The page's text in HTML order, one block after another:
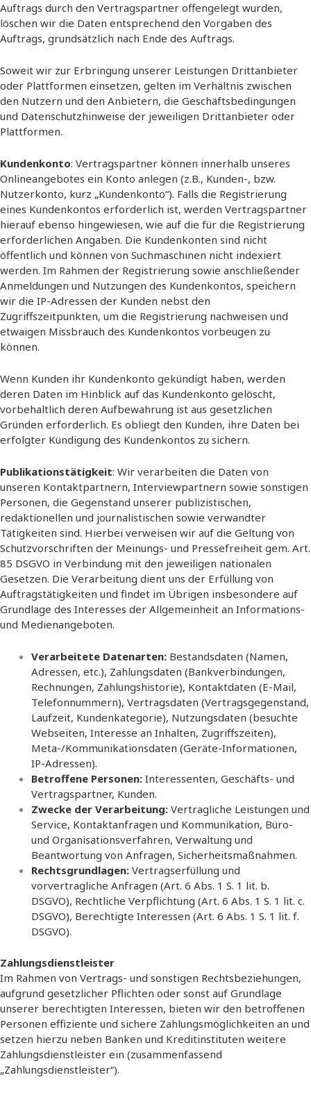
Auftrags durch den Vertragspartner offengelegt wurden,
löschen wir die Daten entsprechend den Vorgaben des
Auftrags, grundsätzlich nach Ende des Auftrags.
Soweit wir zur Erbringung unserer Leistungen Drittanbieter
oder Plattformen einsetzen, gelten im Verhältnis zwischen
den Nutzern und den Anbietern, die Geschäftsbedingungen
und Datenschutzhinweise der jeweiligen Drittanbieter oder
Plattformen.
Kundenkonto: Vertragspartner können innerhalb unseres
Onlineangebotes ein Konto anlegen (z.B., Kunden-, bzw.
Nutzerkonto, kurz „Kundenkonto“). Falls die Registrierung
eines Kundenkontos erforderlich ist, werden Vertragspartner
hierauf ebenso hingewiesen, wie auf die für die Registrierung
erforderlichen Angaben. Die Kundenkonten sind nicht
öffentlich und können von Suchmaschinen nicht indexiert
werden. Im Rahmen der Registrierung sowie anschließender
Anmeldungen und Nutzungen des Kundenkontos, speichern
wir die IP-Adressen der Kunden nebst den
Zugriffszeitpunkten, um die Registrierung nachweisen und
etwaigen Missbrauch des Kundenkontos vorbeugen zu
können.
Wenn Kunden ihr Kundenkonto gekündigt haben, werden
deren Daten im Hinblick auf das Kundenkonto gelöscht,
vorbehaltlich deren Aufbewahrung ist aus gesetzlichen
Gründen erforderlich. Es obliegt den Kunden, ihre Daten bei
erfolgter Kündigung des Kundenkontos zu sichern.
Publikationstätigkeit: Wir verarbeiten die Daten von
unseren Kontaktpartnern, Interviewpartnern sowie sonstigen
Personen, die Gegenstand unserer publizistischen,
redaktionellen und journalistischen sowie verwandter
Tätigkeiten sind. Hierbei verweisen wir auf die Geltung von
Schutzvorschriften der Meinungs- und Pressefreiheit gem. Art.
85 DSGVO in Verbindung mit den jeweiligen nationalen
Gesetzen. Die Verarbeitung dient uns der Erfüllung von
Auftragstätigkeiten und findet im Übrigen insbesondere auf
Grundlage des Interesses der Allgemeinheit an Informations-
und Medienangeboten.
Verarbeitete Datenarten: Bestandsdaten (Namen,
Adressen, etc.), Zahlungsdaten (Bankverbindungen,
Rechnungen, Zahlungshistorie), Kontaktdaten (E-Mail,
Telefonnummern), Vertragsdaten (Vertragsgegenstand,
Laufzeit, Kundenkategorie), Nutzungsdaten (besuchte
Webseiten, Interesse an Inhalten, Zugriffszeiten),
Meta-/Kommunikationsdaten (Geräte-Informationen,
IP-Adressen).
Betroffene Personen: Interessenten, Geschäfts- und
Vertragspartner, Kunden.
Zwecke der Verarbeitung: Vertragliche Leistungen und
Service, Kontaktanfragen und Kommunikation, Büro-
und Organisationsverfahren, Verwaltung und
Beantwortung von Anfragen, Sicherheitsmaßnahmen.
Rechtsgrundlagen: Vertragserfüllung und
vorvertragliche Anfragen (Art. 6 Abs. 1 S. 1 lit. b.
DSGVO), Rechtliche Verpflichtung (Art. 6 Abs. 1 S. 1 lit. c.
DSGVO), Berechtigte Interessen (Art. 6 Abs. 1 S. 1 lit. f.
DSGVO).
Zahlungsdienstleister
Im Rahmen von Vertrags- und sonstigen Rechtsbeziehungen,
aufgrund gesetzlicher Pflichten oder sonst auf Grundlage
unserer berechtigten Interessen, bieten wir den betroffenen
Personen effiziente und sichere Zahlungsmöglichkeiten an und
setzen hierzu neben Banken und Kreditinstituten weitere
Zahlungsdienstleister ein (zusammenfassend
„Zahlungsdienstleister“).